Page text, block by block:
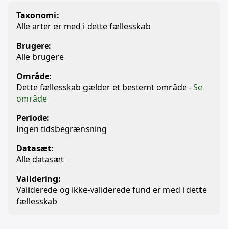
Taxonomi:
Alle arter er med i dette fællesskab
Brugere:
Alle brugere
Område:
Dette fællesskab gælder et bestemt område -Se
område
Periode:
Ingen tidsbegrænsning
Datasæt:
Alle datasæt
Validering:
Validerede og ikke-validerede fund er med i dette
fællesskab